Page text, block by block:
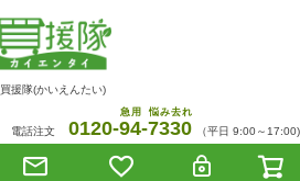
買援隊(かいえんたい)
電話注文 0120-94
急用
-7330
悩み去れ
（平日 9:00～17:00)